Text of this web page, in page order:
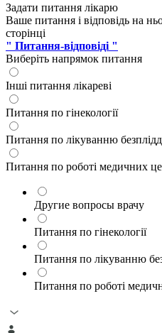
Задати питання лікарю
Ваше питання і відповідь на
сторінці
" Питання-відповіді "
Виберіть напрямок питання
Інші питання лікареві
Питання по гінекології
Питання по лікуванню
Питання по роботі медичних
Другие вопросы врачу
Питання по гінекології
Питання по лікуванню
Питання по роботі